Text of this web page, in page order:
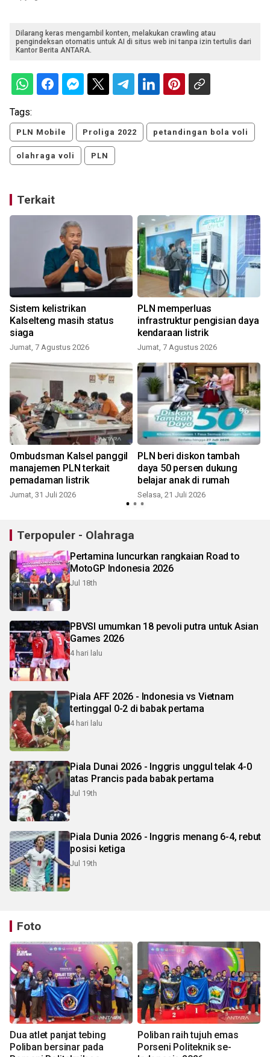
Dilarang keras mengambil konten, melakukan crawling atau
pengindeksan otomatis untuk AI di situs web ini tanpa izin tertulis dari
Kantor Berita ANTARA.
Tags:
PLN Mobile Proliga 2022 petandingan bola voli
olahraga voli PLN
Terkait
Sistem kelistrikan
Kalselteng masih status
siaga
Jumat, 7 Agustus 2026
PLN memperluas
infrastruktur pengisian daya
kendaraan listrik
Jumat, 7 Agustus 2026
Ombudsman Kalsel panggil
manajemen PLN terkait
pemadaman listrik
Jumat, 31 Juli 2026
PLN beri diskon tambah
daya 50 persen dukung
belajar anak di rumah
Selasa, 21 Juli 2026
Terpopuler - Olahraga
Pertamina luncurkan rangkaian Road to
MotoGP Indonesia 2026
Jul 18th
PBVSI umumkan 18 pevoli putra untuk Asian
Games 2026
4 hari lalu
Piala AFF 2026 - Indonesia vs Vietnam
tertinggal 0-2 di babak pertama
4 hari lalu
Piala Dunai 2026 - Inggris unggul telak 4-0
atas Prancis pada babak pertama
Jul 19th
Piala Dunia 2026 - Inggris menang 6-4, rebut
posisi ketiga
Jul 19th
Foto
Dua atlet panjat tebing
Poliban bersinar pada
Poliban raih tujuh emas
Porseni Politeknik se-